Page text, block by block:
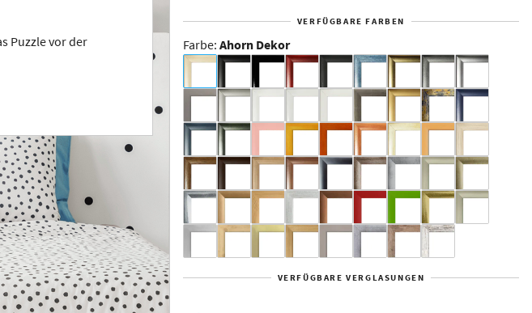
Puzzle vor der
Dakota -
Rahmenloser
Aluminium
Yukon Alaska
VERFÜGBARE FARBEN
Farbe: Ahorn Dekor
VERFÜGBARE VERGLASUNGEN